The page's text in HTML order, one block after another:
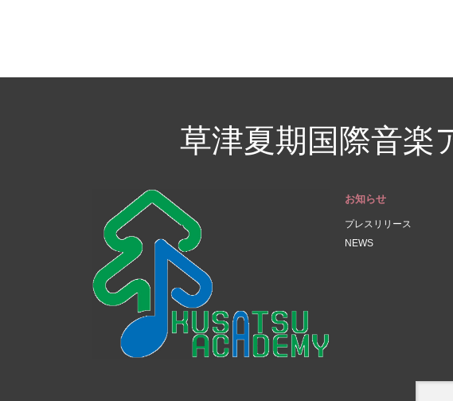
草津夏期国際音楽
お知らせ
プレスリリース
NEWS